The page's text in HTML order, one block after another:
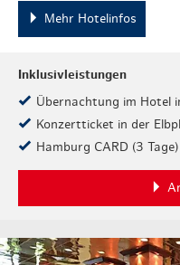
Mehr Hotelinfos
Inklusivleistungen
Übernachtung im Hotel
Konzertticket in der
Hamburg CARD (3